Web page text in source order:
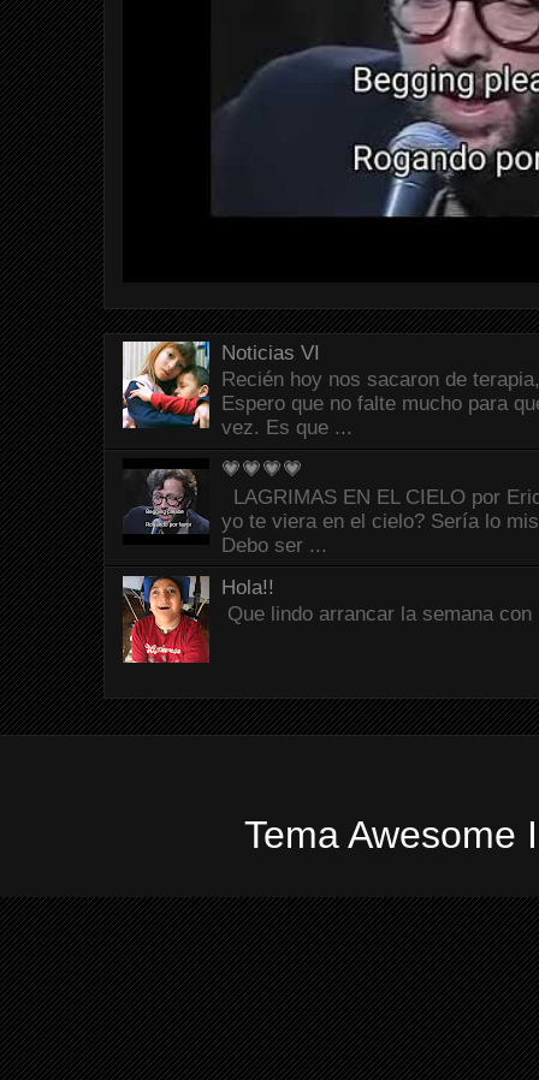
Noticias VI
Recién hoy nos sacaron de
Espero que no falte mucho para
vez. Es que ...
💗💗💗💗
LAGRIMAS EN EL CIELO por
yo te viera en el cielo? Sería lo
Debo ser ...
Hola!!
Que lindo arrancar la semana
Tema